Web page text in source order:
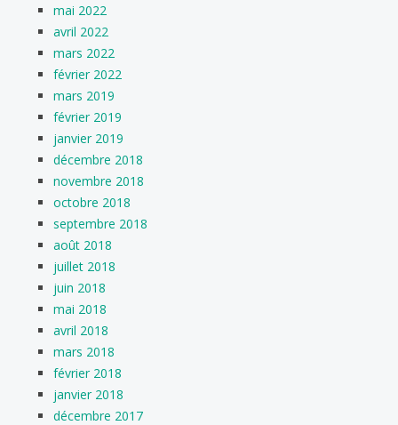
mai 2022
avril 2022
mars 2022
février 2022
mars 2019
février 2019
janvier 2019
décembre 2018
novembre 2018
octobre 2018
septembre 2018
août 2018
juillet 2018
juin 2018
mai 2018
avril 2018
mars 2018
février 2018
janvier 2018
décembre 2017